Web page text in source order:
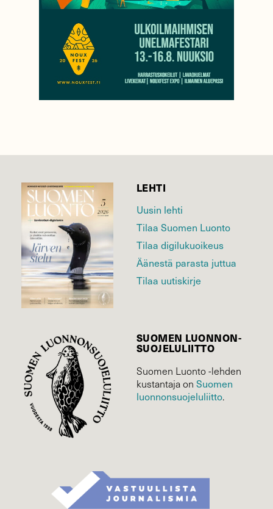
LEHTI
Uusin lehti
Tilaa Suomen Luonto
Tilaa digilukuoikeus
Äänestä parasta juttua
Tilaa uutiskirje
SUOMEN LUONNON­
SUOJELU­LIITTO
Suomen Luonto -lehden
kustantaja on Suomen
luonnonsuojelu­liitto.